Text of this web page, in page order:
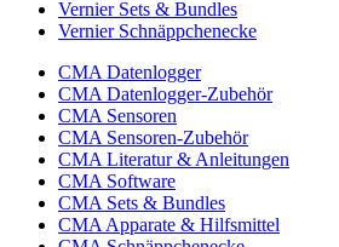
Vernier Sets & Bundles
Vernier Schnäppchenecke
CMA Datenlogger
CMA Datenlogger-Zubehör
CMA Sensoren
CMA Sensoren-Zubehör
CMA Literatur & Anleitungen
CMA Software
CMA Sets & Bundles
CMA Apparate & Hilfsmittel